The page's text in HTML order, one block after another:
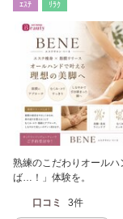
ｴｽﾃ ﾘﾗｸ
熟練のこだわりオール
ば…！」体験を。
口コミ 3件